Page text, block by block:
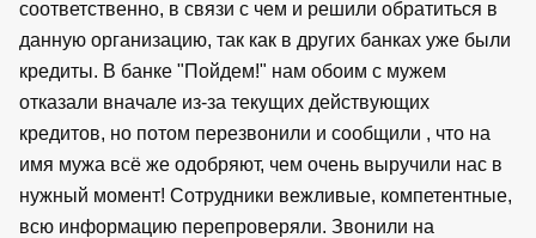
соответственно, в связи с чем и решили обратиться в
данную организацию, так как в других банках уже были
кредиты. В банке "Пойдем!" нам обоим с мужем
отказали вначале из-за текущих действующих
кредитов, но потом перезвонили и сообщили , что на
имя мужа всё же одобряют, чем очень выручили нас в
нужный момент! Сотрудники вежливые, компетентные,
всю информацию перепроверяли. Звонили на